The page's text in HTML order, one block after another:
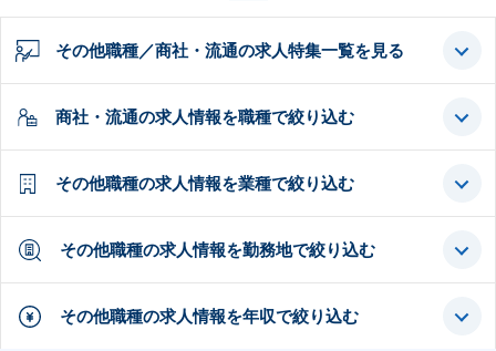
その他職種／商社・流通の求人特集一覧を見る
商社・流通の求人情報を職種で絞り込む
その他職種の求人情報を業種で絞り込む
その他職種の求人情報を勤務地で絞り込む
その他職種の求人情報を年収で絞り込む